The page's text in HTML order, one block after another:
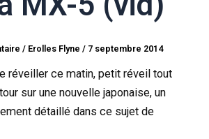
/ Erolles Flyne/ 7 septembre 2014
réveiller ce matin, petit réveil tout
sur une nouvelle japonaise, un
détaillé dans ce sujet de